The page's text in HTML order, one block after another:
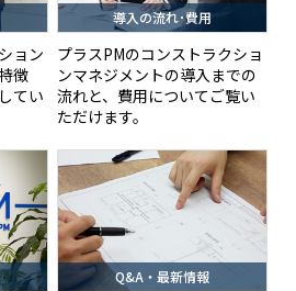
ョン
徴
てい
導入の流れ･費用
プラスPMのコンストラクショ
ンマネジメントの導入までの
流れと、費用についてご覧い
ただけます。
Q&A・最新情報